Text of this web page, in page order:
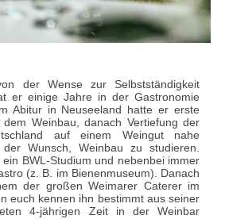
der Wense zur Selbstständigkeit
er einige Jahre in der Gastronomie
Abitur in Neuseeland hatte er erste
dem Weinbau, danach Vertiefung der
auf einem Weingut nahe
Wunsch, Weinbau zu studieren.
BWL-Studium und nebenbei immer
(z. B. im Bienenmuseum). Danach
der großen Weimarer Caterer im
euch kennen ihn bestimmt aus seiner
4-jährigen Zeit in der Weinbar